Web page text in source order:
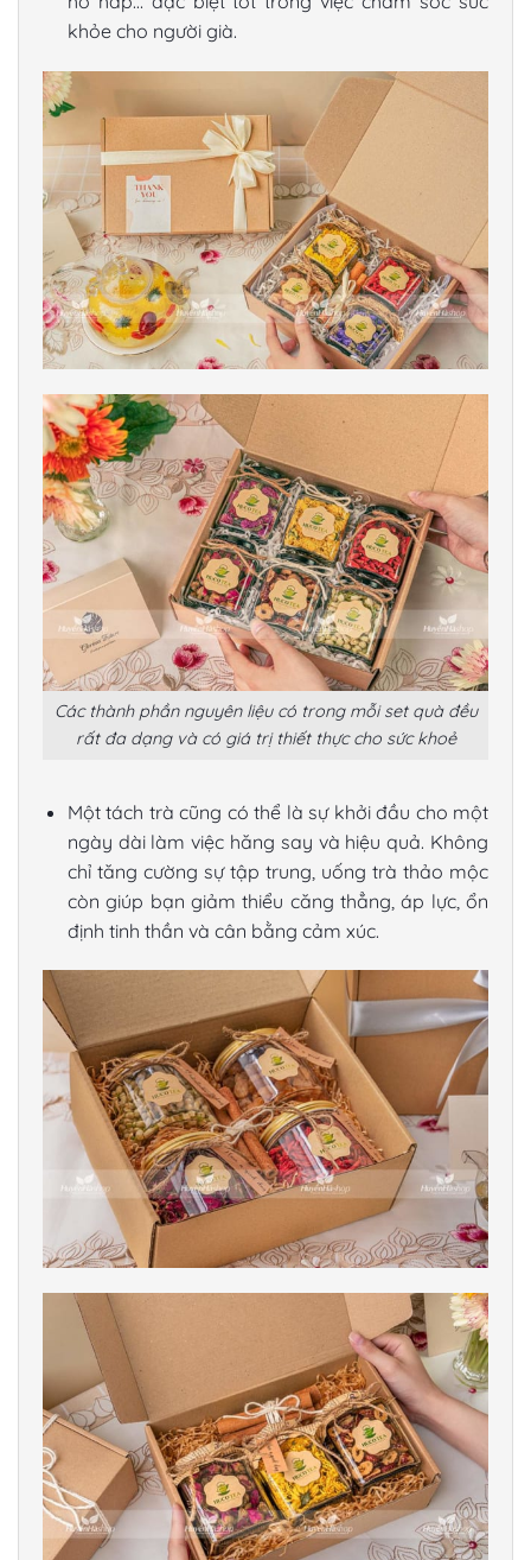
khỏe cho người già.
Các thành phần nguyên liệu có trong mỗi set quà đều
rất đa dạng và có giá trị thiết thực cho sức khoẻ
Một tách trà cũng có thể là sự khởi đầu cho một
ngày dài làm việc hăng say và hiệu quả. Không
chỉ tăng cường sự tập trung, uống trà thảo mộc
còn giúp bạn giảm thiểu căng thẳng, áp lực, ổn
định tinh thần và cân bằng cảm xúc.